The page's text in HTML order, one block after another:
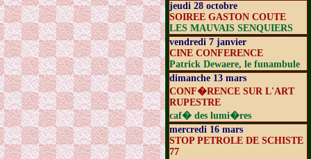
jeudi 28 octobre
SOIREE GASTON COUTE
LES MAUVAIS SENQUIERS
vendredi 7 janvier
CINE CONFERENCE
Patrick Dewaere, le funambule
dimanche 13 mars
CONF�RENCE SUR L'ART
RUPESTRE
caf� des lumi�res
mercredi 16 mars
STOP PETROLE DE SCHISTE
77